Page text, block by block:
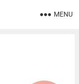
MENU